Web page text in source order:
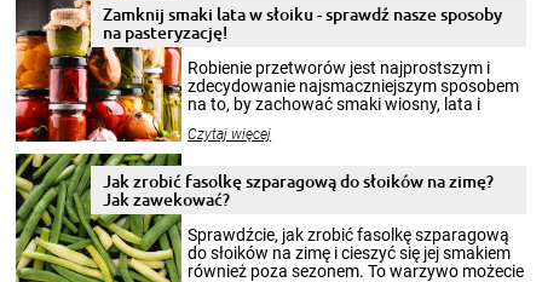
Zamknij smaki lata w słoiku - sprawdź nasze sposoby
na pasteryzację!
Robienie przetworów jest najprostszym i
zdecydowanie najsmaczniejszym sposobem
na to, by zachować smaki wiosny, lata i
krajobrazów, by cieszyć nimi oko w sezonie
pełni poczuć atmosferę cieplejszych
miesięcy. Przygotowanie słoików ze
smakowitą zawartością musi obejmować
patenty, które pozwolą zachować świeżość
przetworów.
Czytaj więcej
Jak zrobić fasolkę szparagową do słoików na zimę?
Jak zawekować?
Sprawdźcie, jak zrobić fasolkę szparagową
do słoików na zimę i cieszyć się jej smakiem
również poza sezonem. To warzywo możecie